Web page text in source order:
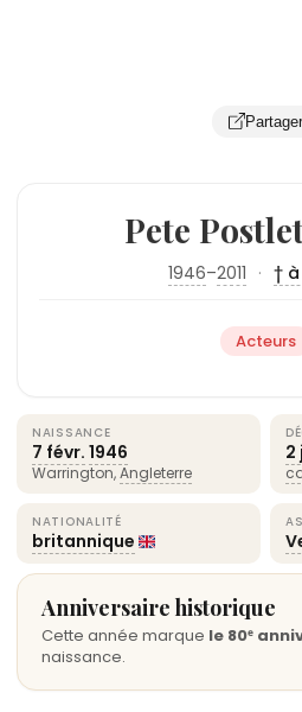
Partager
Pete
1946–2011 · †
Acteurs
NAISSANCE
7 févr. 1946
Warrington,Angleterre
2
NATIONALITÉ
britannique
Anniversaire historique
Cette année marque le 80ᵉ
naissance.